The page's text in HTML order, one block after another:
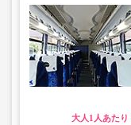
大人